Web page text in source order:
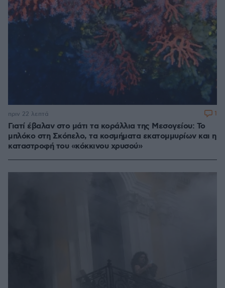
Γιατί έβαλαν στο μάτι τα κοράλλια της Μεσογείου: Το
μπλόκο στη Σκόπελο, τα κοσμήματα εκατομμυρίων και η
καταστροφή του «κόκκινου χρυσού»
πριν 22 λεπτά 1